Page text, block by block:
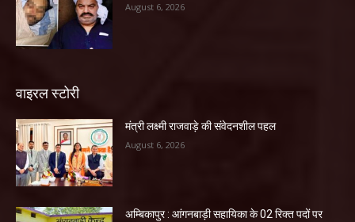
August 6, 2026
वाइरल स्टोरी
मंत्री लक्ष्मी राजवाड़े की संवेदनशील पहल
August 6, 2026
अम्बिकापुर : आंगनबाड़ी सहायिका के 02 रिक्त पदों पर